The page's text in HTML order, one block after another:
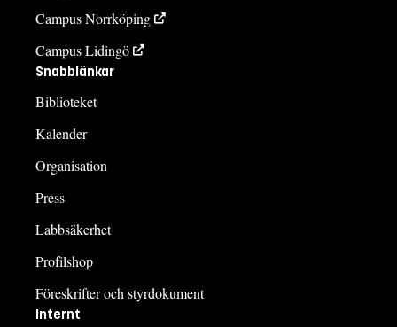
Campus Norrköping
Campus Lidingö
Snabblänkar
Biblioteket
Kalender
Organisation
Press
Labbsäkerhet
Profilshop
Föreskrifter och styrdokument
Internt